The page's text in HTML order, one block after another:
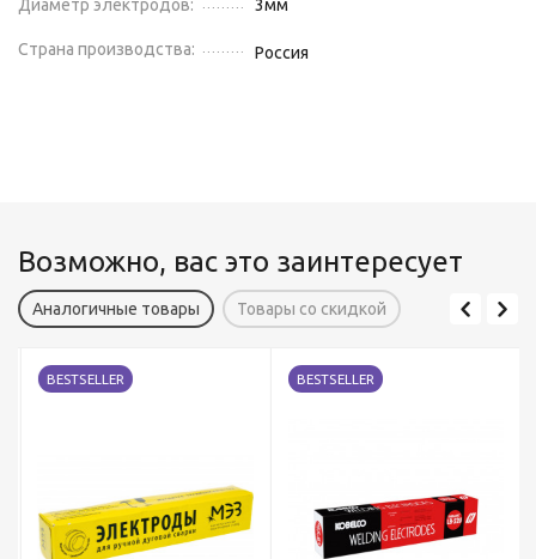
Диаметр электродов: 3мм
Страна производства: Россия
Возможно, вас это заинтересует
Аналогичные товары Товары со скидкой
BESTSELLER BESTSELLER